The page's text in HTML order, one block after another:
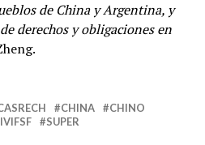
de China y Argentina, y
derechos y obligaciones en
CHINA
CHINO
SUPER